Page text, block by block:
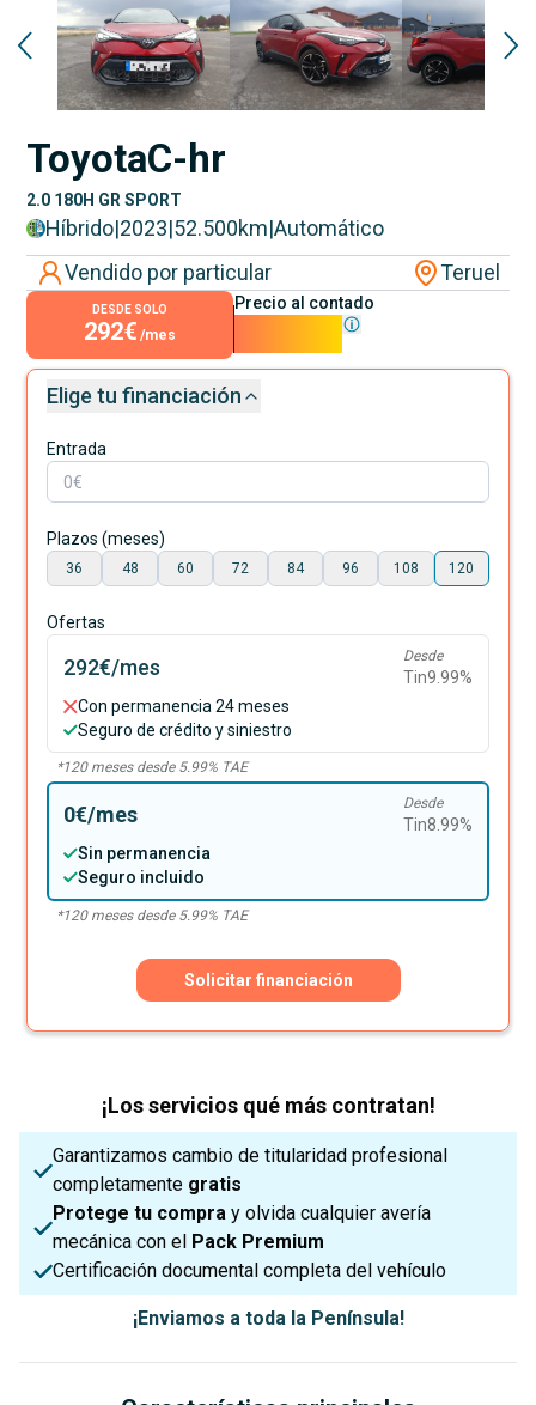
ToyotaC-hr
2.0 180H GR SPORT
Híbrido|2023|52.500km|Automático
Vendido por particular
Teruel
DESDE SOLO
292€ /mes
Precio al contado
Elige tu financiación
Entrada
Plazos (meses)
36 48 60 72 84 96 108 120
Ofertas
292€/mes Desde
Tin9.99%
Con permanencia 24 meses
Seguro de crédito y siniestro
*120meses desde 5.99% TAE
0€/mes Desde
Tin8.99%
Sin permanencia
Seguro incluido
*120meses desde 5.99% TAE
Solicitar financiación
¡Los servicios qué más contratan!
Garantizamos cambio de titularidad profesional
completamente gratis
Protege tu compra y olvida cualquier avería
mecánica con el Pack Premium
Certificación documental completa del vehículo
¡Enviamos a toda la Península!